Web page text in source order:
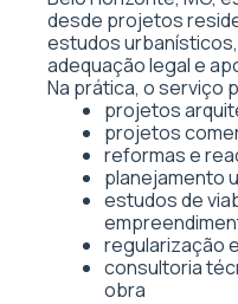
desde projetos
estudos
adequação legal e
Na prática, o serviço
projetos
projetos
reformas e
planejamento
estudos de
regularização
consultoria
obra